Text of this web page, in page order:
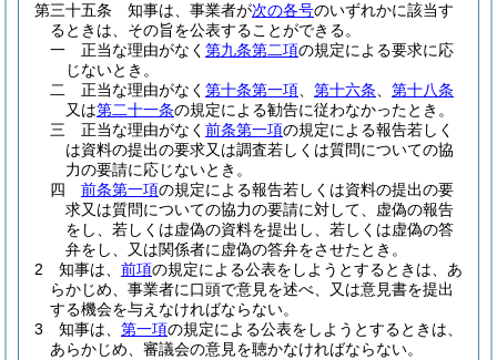
第三十五条
知事は、事業者が次の各号のいずれかに該当す
るときは、その旨を公表することができる。
一
正当な理由がなく 第九条第二項の規定による要求に応
じないとき。
二
正当な理由がなく 第十条第一項 第十六条
第十八条
又は第二十一条の規定による勧告に従わなかったとき。
三
正当な理由がなく 前条第一項の規定による報告若しく
は資料の提出の要求又は調査若しくは質問についての協
力の要請に応じないとき。
四
前条第一項の規定による報告若しくは資料の提出の要
求又は質問についての協力の要請に対して、虚偽の報告
をし、若しくは虚偽の資料を提出し、若しくは虚偽の答
弁をし、又は関係者に虚偽の答弁をさせたとき。
2
知事は、 前項の規定による公表をしようとするときは、あ
らかじめ、事業者に口頭で意見を述べ、又は意見書を提出
する機会を与えなければならない。
3
知事は、 第一項の規定による公表をしようとするときは、
あらかじめ、審議会の意見を聴かなければならない。